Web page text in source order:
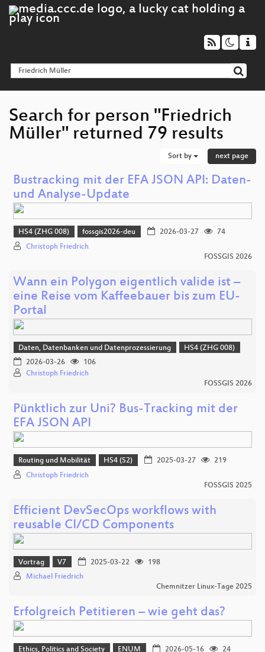
Search for person "Friedrich
Müller" returned 79 results
Sort by next page
Bustracking mit der EFA JSON API: Daten-
und Analyse-Update
HS4 (ZHG 008) fossgis2026-deu 2026-03-27
74
Christoph Friedrich
FOSSGIS 2026
Wann ein Polygon eigentlich valide ist –
eine Reise vom Kaffeebauer bis zum EU-
Portal
Daten, Datenbanken und Datenprozessierung
HS4 (ZHG 008)
2026-03-26
106
Christoph Friedrich
FOSSGIS 2026
Pünktlich zur Uni? Bus-Tracking mit der
EFA JSON API
Routing und Mobilität HS4 (S2) 2025-03-27
219
Christoph Friedrich
FOSSGIS 2025
Efficient DevSecOps workflows with
reusable CI/CD Components
Vortrag V7 2025-03-22
198
Michael Friedrich
Chemnitzer Linux-Tage 2025
Erfolgreich Petitieren – wie geht das?
Ethics, Politics and Society ENUM 2026-05-16
24